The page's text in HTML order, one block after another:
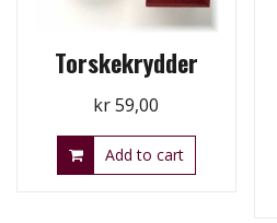
Torskekrydder
kr59,00
Add to cart